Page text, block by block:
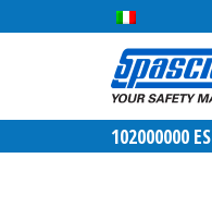
102000000 ES